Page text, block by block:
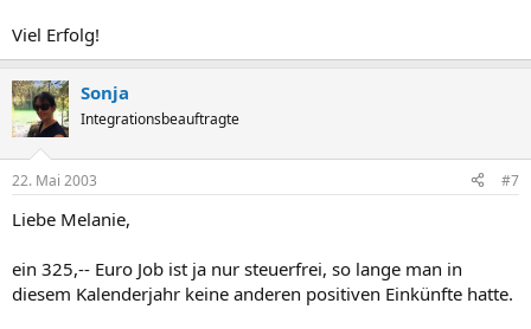
Viel Erfolg!
Sonja
Integrationsbeauftragte
22. Mai 2003 #7
Liebe Melanie,
ein 325,-- Euro Job ist ja nur steuerfrei, so lange man in
diesem Kalenderjahr keine anderen positiven Einkünfte hatte.